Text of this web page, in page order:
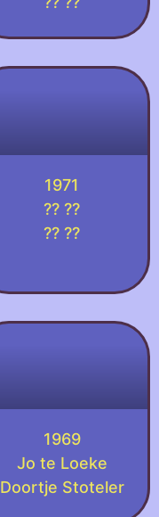
1971
?? ??
?? ??
1969
Jo te Loeke
Doortje Stoteler